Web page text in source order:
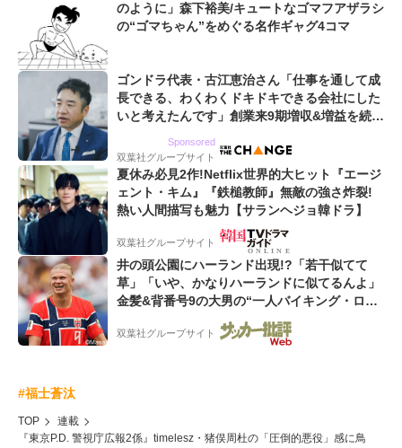
のように」森下裕美/キュートなゴマフアザラシ
の“ゴマちゃん”をめぐる名作ギャグ4コマ
ゴンドラ代表・古江恵治さん「仕事を通して成
長できる、わくわくドキドキできる会社にした
いと考えたんです」創業来9期増収&増益を続け
Sponsored
双葉社グループサイト
夏休み必見2作!Netflix世界的大ヒット『エージ
ェント・キム』『鉄槌教師』無敵の強さ炸裂!
熱い人間描写も魅力【サランヘジョ韓ドラ】
双葉社グループサイト
井の頭公園にハーランド出現!?「若干似てて
草」「いや、かなりハーランドに似てるんよ」
金髪&背番号9の大男の“一人バイキング・ロ
ー”映像が話題!「元気をもらった」
双葉社グループサイト
#福士蒼汰
TOP
連載
『東京P.D. 警視庁広報2係』timelesz・猪俣周杜の「圧倒的悪役」感に鳥